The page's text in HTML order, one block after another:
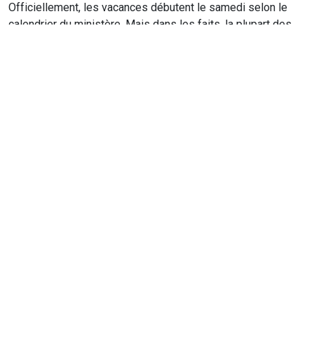
Officiellement, les vacances débutent le samedi selon le
calendrier du ministère. Mais dans les faits, la plupart des